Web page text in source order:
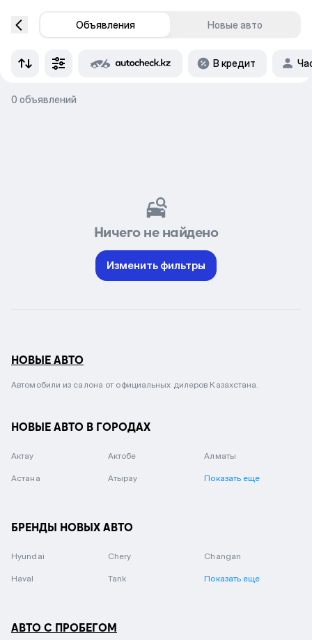
Объявления Новые авто
В кредит
0 объявлений
Ничего не найдено
Изменить фильтры
НОВЫЕ АВТО
Автомобили из салона от официальных дилеров Казахстана.
НОВЫЕ АВТО В ГОРОДАХ
Актау Актобе Алматы
Астана Атырау Показать еще
БРЕНДЫ НОВЫХ АВТО
Hyundai Chery Changan
Haval Tank Показать еще
АВТО С ПРОБЕГОМ